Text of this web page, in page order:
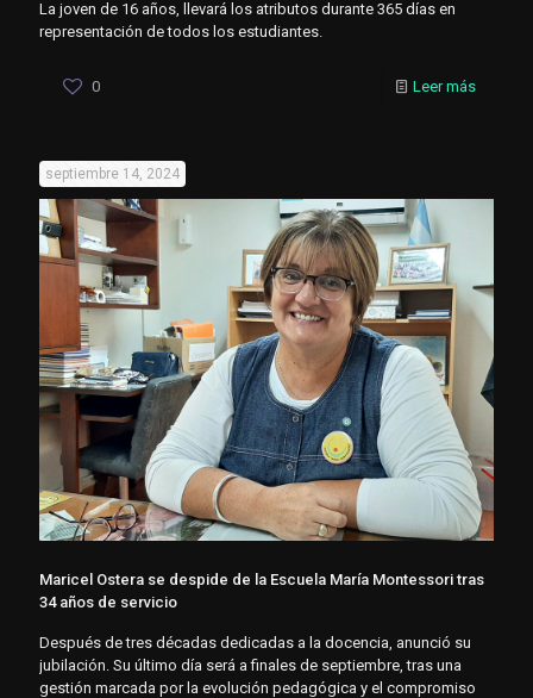
La joven de 16 años, llevará los atributos durante 365 días en
representación de todos los estudiantes.
0 Leer más
septiembre 14, 2024
Maricel Ostera se despide de la Escuela María Montessori tras
34 años de servicio
Después de tres décadas dedicadas a la docencia, anunció su
jubilación. Su último día será a finales de septiembre, tras una
gestión marcada por la evolución pedagógica y el compromiso